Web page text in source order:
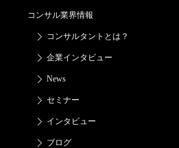
コンサル業界情報
コンサルタントとは？
企業インタビュー
News
セミナー
インタビュー
ブログ